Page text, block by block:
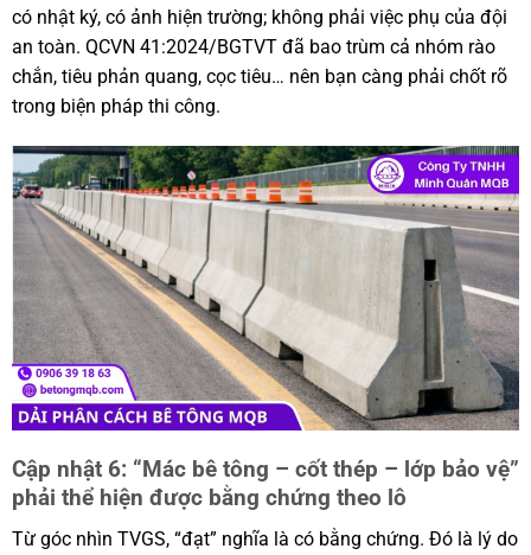
có nhật ký, có ảnh hiện trường; không phải việc phụ của đội
an toàn. QCVN 41:2024/BGTVT đã bao trùm cả nhóm rào
chắn, tiêu phản quang, cọc tiêu… nên bạn càng phải chốt rõ
trong biện pháp thi công.
Cập nhật 6: “Mác bê tông – cốt thép – lớp bảo vệ”
phải thể hiện được bằng chứng theo lô
Từ góc nhìn TVGS, “đạt” nghĩa là có bằng chứng. Đó là lý do